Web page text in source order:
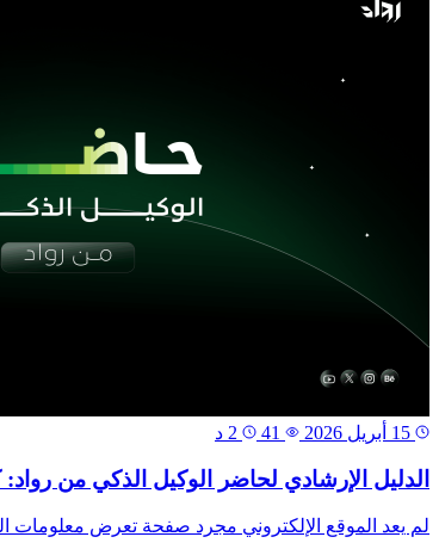
الدليل الإرشادي لحاضر الوكيل الذكي من
لم يعد الموقع الإلكتروني مجرد صفحة تعرض معلومات